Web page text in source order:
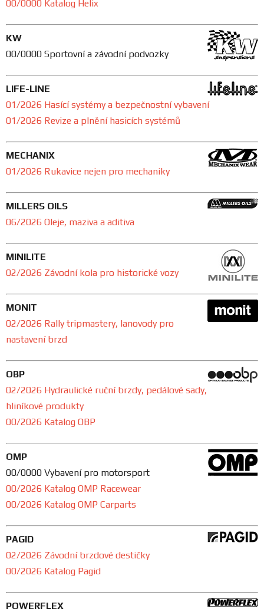
00/0000 Katalog Helix
KW
00/0000 Sportovní a závodní podvozky
LIFE-LINE
01/2026 Hasící systémy a bezpečnostní vybavení
01/2026 Revize a plnění hasicích systémů
MECHANIX
01/2026 Rukavice nejen pro mechaniky
MILLERS OILS
06/2026 Oleje, maziva a aditiva
MINILITE
02/2026 Závodní kola pro historické vozy
MONIT
02/2026 Rally tripmastery, lanovody pro
nastavení brzd
OBP
02/2026 Hydraulické ruční brzdy, pedálové sady,
hliníkové produkty
00/2026 Katalog OBP
OMP
00/0000 Vybavení pro motorsport
00/2026 Katalog OMP Racewear
00/2026 Katalog OMP Carparts
PAGID
02/2026 Závodní brzdové destičky
00/2026 Katalog Pagid
POWERFLEX